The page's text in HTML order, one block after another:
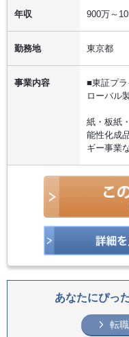
年収 900万～
勤務地 東京都
事業内容
■東証プ
ローバル
紙・板紙
能性化成
ギー事業
あなたにぴっ
転